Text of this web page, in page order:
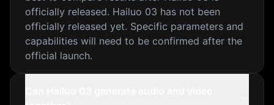
officially released. Hailuo 03 has not been
officially released yet. Specific parameters and
capabilities will need to be confirmed after the
official launch.